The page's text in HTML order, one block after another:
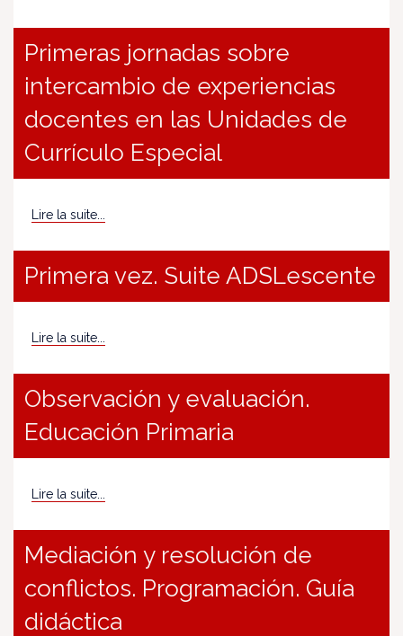
Primeras jornadas sobre
intercambio de experiencias
docentes en las Unidades de
Currículo Especial
Lire la suite...
Primera vez. Suite ADSLescente
Lire la suite...
Observación y evaluación.
Educación Primaria
Lire la suite...
Mediación y resolución de
conflictos. Programación. Guía
didáctica